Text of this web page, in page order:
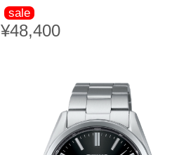
sale
¥48,400